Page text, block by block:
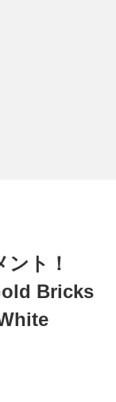
ト！
Bricks